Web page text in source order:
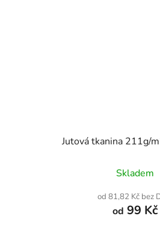
Jutová tkanina 211g/
Skladem
od 81,82 Kč bez
od 99 Kč